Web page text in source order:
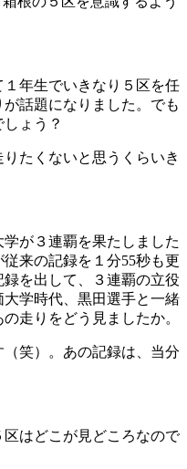
年生でいきなり５区を任
話題になりました。でも
ょう？
たくないと思うくらいき
が３連覇を果たしました
来の記録を１分55秒も更
を出して、３連覇の立役
学時代、黒田選手と一緒
走りをどう見ましたか。
笑）。あの記録は、当分
はどこが見どころなので